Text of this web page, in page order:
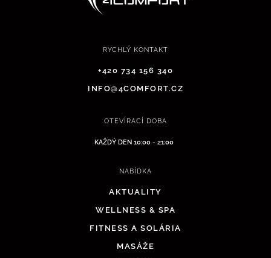
RYCHLÝ KONTAKT
+420 734 156 340
INFO@4COMFORT.CZ
OTEVÍRACÍ DOBA
KAŽDÝ DEN 10:00 - 21:00
NABÍDKA
AKTUALITY
WELLNESS & SPA
FITNESS A SOLÁRIA
MASÁŽE